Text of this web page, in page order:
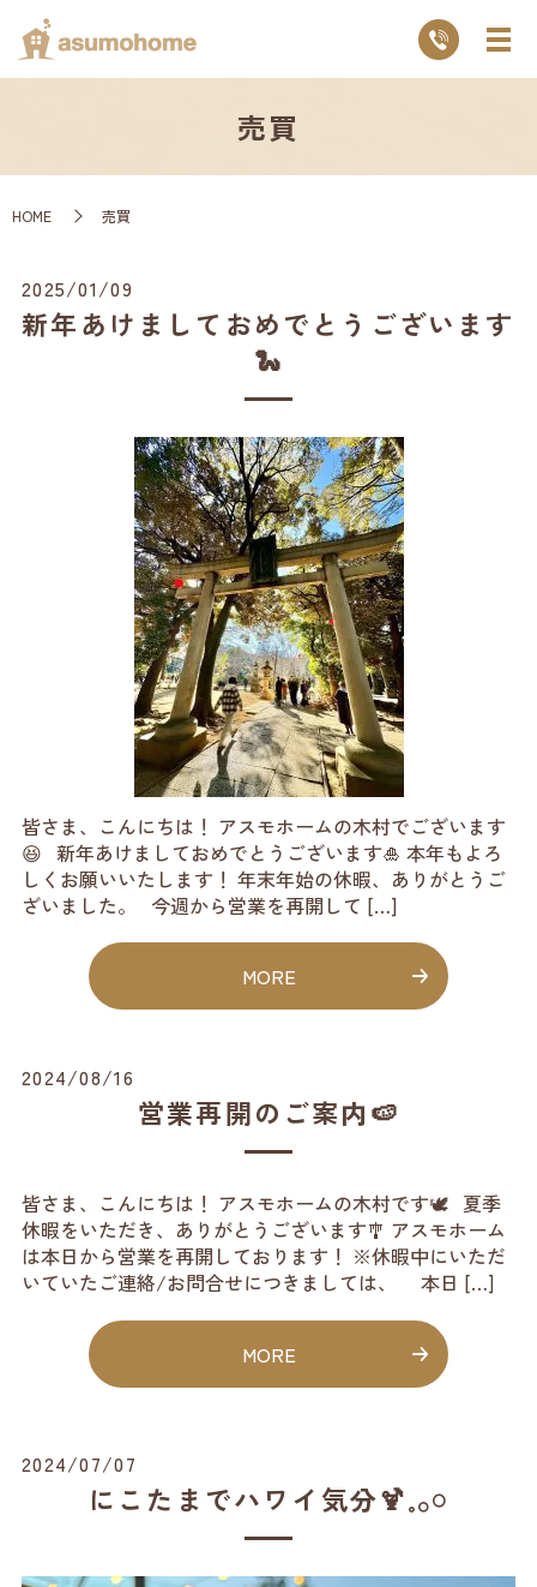
売買
HOME 売買
2025/01/09
新年あけましておめでとうございます
🐍
皆さま、こんにちは！ アスモホームの木村でございます
😆 新年あけましておめでとうございます🎍 本年もよろ
しくお願いいたします！ 年末年始の休暇、ありがとうご
ざいました。 今週から営業を再開して […]
MORE
2024/08/16
営業再開のご案内🍉
皆さま、こんにちは！ アスモホームの木村です🕊️ 夏季
休暇をいただき、ありがとうございます🎐 アスモホーム
は本日から営業を再開しております！ ※休暇中にいただ
いていたご連絡/お問合せにつきましては、 本日 […]
MORE
2024/07/07
にこたまでハワイ気分🍹𓈒𓂂𓏸